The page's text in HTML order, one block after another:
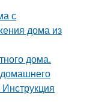
с
дома из
дома.